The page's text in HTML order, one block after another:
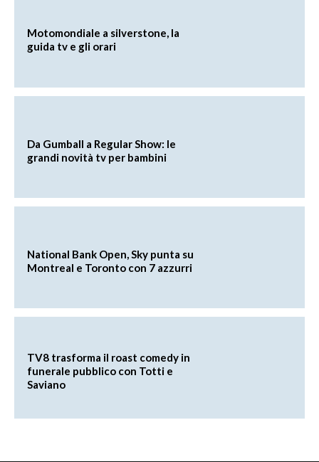
Motomondiale a silverstone, la
guida tv e gli orari
Da Gumball a Regular Show: le
grandi novità tv per bambini
National Bank Open, Sky punta su
Montreal e Toronto con 7 azzurri
TV8 trasforma il roast comedy in
funerale pubblico con Totti e
Saviano